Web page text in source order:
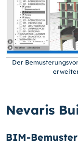
Der
Nevaris
BIM-